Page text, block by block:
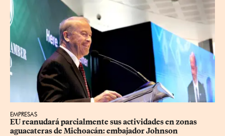
EMPRESAS
EU reanudará parcialmente sus actividades en zonas
aguacateras de Michoacán: embajador Johnson